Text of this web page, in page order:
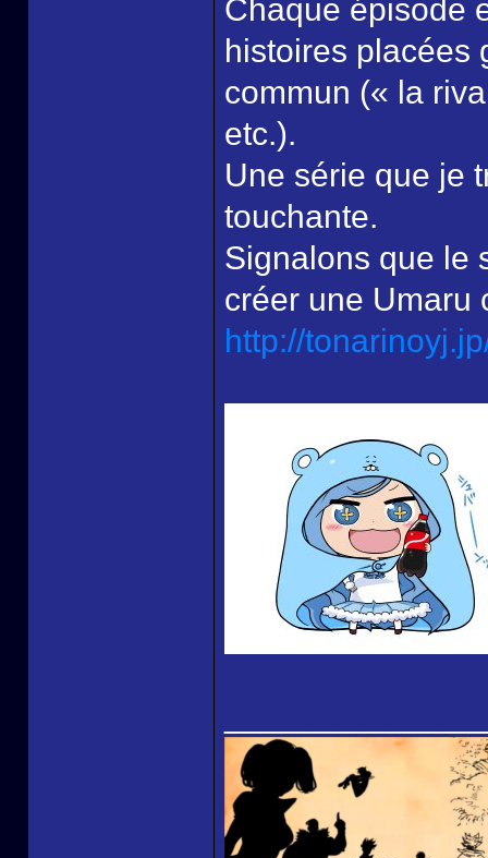
Chaque épisode
histoires placées
commun (« la
etc.).
Une série que je
touchante.
Signalons que le
créer une Umaru
http://